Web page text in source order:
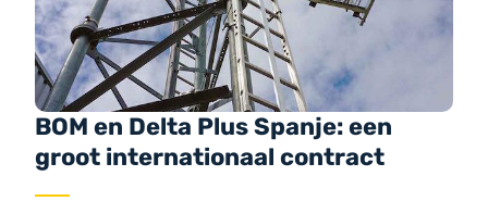
BOM en Delta Plus Spanje: een
groot internationaal contract